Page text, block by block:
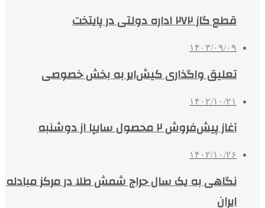
قطع گاز ۲۷۲ اداره دولتی در پایتخت
۱۴۰۳/۰۹/۰۹
تعلیق واگذاری کیش‌ایر به بخش خصوصی
۱۴۰۲/۱۰/۲۱
آغاز پیش‌فروش ٢ محصول سایپا از دوشنبه
۱۴۰۲/۱۰/۲۶
نگاهی به یک سال حراج شمش طلا در مرکز مبادله
ایران